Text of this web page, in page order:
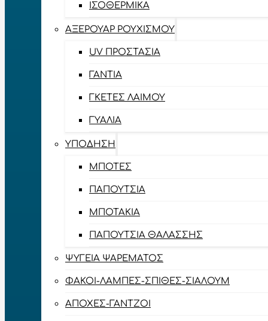
ΙΣΟΘΕΡΜΙΚΆ
ΑΞΕΡΟΥΆΡ ΡΟΥΧΙΣΜΟΎ
UV ΠΡΟΣΤΑΣΊΑ
ΓΆΝΤΙΑ
ΓΚΈΤΕΣ ΛΑΊΜΟΥ
ΓΥΑΛΙΆ
ΥΠΌΔΗΣΗ
ΜΠΌΤΕΣ
ΠΑΠΟΎΤΣΙΑ
ΜΠΟΤΆΚΙΑ
ΠΑΠΟΎΤΣΙΑ ΘΑΛΆΣΣΗΣ
ΨΥΓΕΊΑ ΨΑΡΈΜΑΤΟΣ
ΦΑΚΟΊ-ΛΆΜΠΕΣ-ΣΠΊΘΕΣ-ΣΊΑΛΟΥΜ
ΑΠΌΧΕΣ-ΓΆΝΤΖΟΙ